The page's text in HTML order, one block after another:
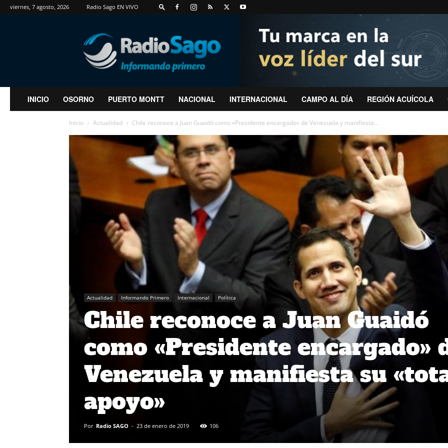
viernes, 7 agosto, 2026 Radio Sago EN VIVO
RadioSago
INICIO OSORNO PUERTO MONTT NACIONAL INTERNACIONAL CAMPO AL DÍA REGIÓN ACUÍCOLA
Inicio Actualidad Chile reconoce a Juan Guaidó como «Presidente encargado» de Venezuela y manifiesta...
Actualidad Informando Primero Internacional Política
Chile reconoce a Juan Guaidó
como «Presidente encargado»
Venezuela y manifiesta su
apoyo»
Por Radio SAGO - 23 de enero de 2019 106